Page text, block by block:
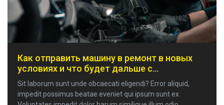
Как отправить машину в ремонт в новых
условиях и что будет дальше с
обслуживанием автомобилей?
Sit laborum sunt unde obcaecati eligendi? Error aliquid,
impedit possimus beatae eveniet qui ipsum sunt ex.